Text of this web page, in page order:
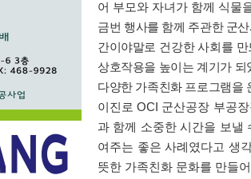
어 부모와 자녀가 함께 식물
금번 행사를 함께 주관한 군
간이야말로 건강한 사회를
상호작용을 높이는 계기가 되
다양한 가족친화 프로그램을
이진로OCI 군산공장 부공
과 함께 소중한 시간을 보낼
여주는 좋은 사례였다고 생
뜻한 가족친화 문화를 만들